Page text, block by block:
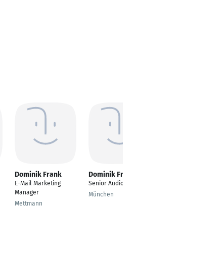
Dominik Frank
E-Mail Marketing
Manager
Mettmann
Dominik Frank
Senior Audio Engineer
München